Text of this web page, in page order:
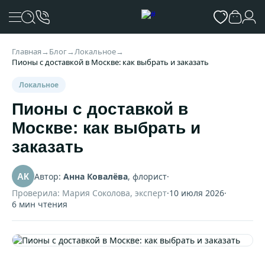
Главная→ Блог→Локальное→
Пионы с доставкой в Москве: как выбрать и заказать
Локальное
Пионы с доставкой в
Москве: как выбрать и
заказать
АК Автор: Анна Ковалёва, флорист·
Проверила: Мария Соколова, эксперт·10 июля 2026·
6 мин чтения